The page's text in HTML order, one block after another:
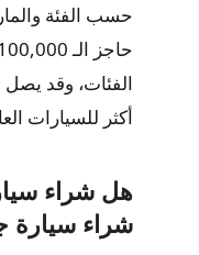
حسب الفئة
أكثر للسيارات
هل شراء
شراء سيارة